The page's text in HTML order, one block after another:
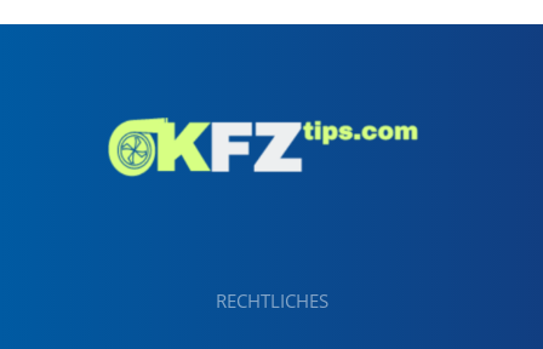
RECHTLICHES